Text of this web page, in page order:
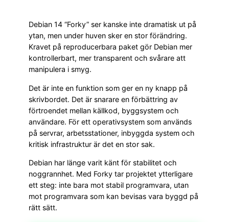
Debian 14 “Forky” ser kanske inte dramatisk ut på
ytan, men under huven sker en stor förändring.
Kravet på reproducerbara paket gör Debian mer
kontrollerbart, mer transparent och svårare att
manipulera i smyg.
Det är inte en funktion som ger en ny knapp på
skrivbordet. Det är snarare en förbättring av
förtroendet mellan källkod, byggsystem och
användare. För ett operativsystem som används
på servrar, arbetsstationer, inbyggda system och
kritisk infrastruktur är det en stor sak.
Debian har länge varit känt för stabilitet och
noggrannhet. Med Forky tar projektet ytterligare
ett steg: inte bara mot stabil programvara, utan
mot programvara som kan bevisas vara byggd på
rätt sätt.